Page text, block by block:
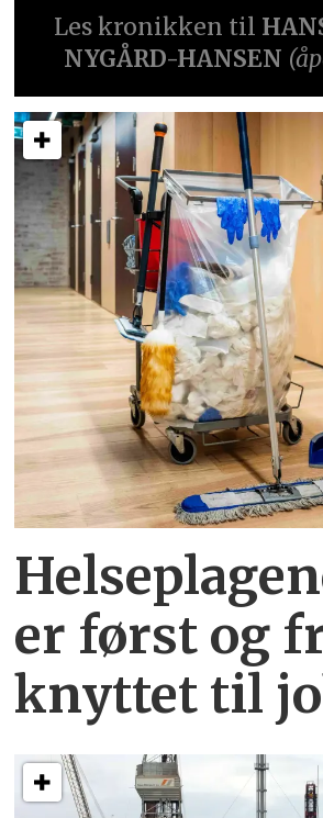
Les kronikken til
NYGÅRD-HANSEN
er først og
knyttet til